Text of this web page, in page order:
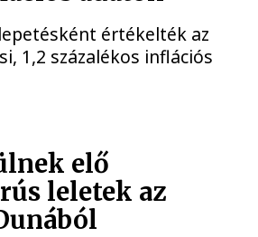
értékelték az
1,2 százalékos inflációs
elő
leletek az